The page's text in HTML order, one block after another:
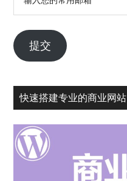
的
常
邮
箱
提交
快速搭建专业的商业网站